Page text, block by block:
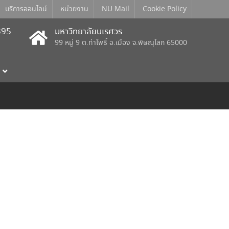
บริการออนไลน์ หน่วยงาน NU Mail Cookie Policy
มหาวิทยาลัยนเรศวร
99 หมู่ 9 ต.ท่าโพธิ์ อ.เมือง จ.พิษณุโลก 65000